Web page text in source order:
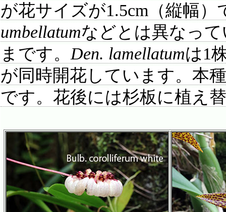
が花サイズが1.5cm（縦幅）
umbellatumなどとは異なっ
まです。 Den. lamellatumは1
が同時開花しています。本
です。花後には杉板に植え